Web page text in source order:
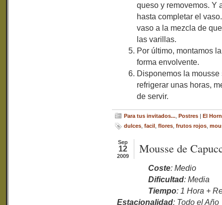
queso y removemos. Y
hasta completar el
vaso a la mezcla de
las varillas.
Por último, montamos
forma envolvente.
Disponemos la
refrigerar unas horas,
de servir.
Para tus invitados... Postres | El
dulces facil flores frutos rojos
Sep
12
2009
Mousse de
Coste: Medio
Dificultad: Media
Tiempo: 1 Hora +
Estacionalidad: Todo el Año